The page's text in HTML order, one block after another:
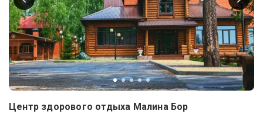
Центр здорового отдыха Малина Бор